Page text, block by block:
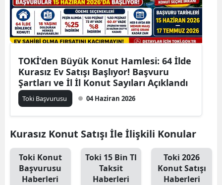
TOKİ’den Büyük Konut Hamlesi: 64 İlde
Kurasız Ev Satışı Başlıyor! Başvuru
Şartları ve İl İl Konut Sayıları Açıklandı
Toki Başvurusu 04 Haziran 2026
Kurasız Konut Satışı İle İlişkili Konular
Toki Konut
Başvurusu
Haberleri
Toki 15 Bin Tl
Taksit
Haberleri
Toki 2026
Konut Satışı
Haberleri